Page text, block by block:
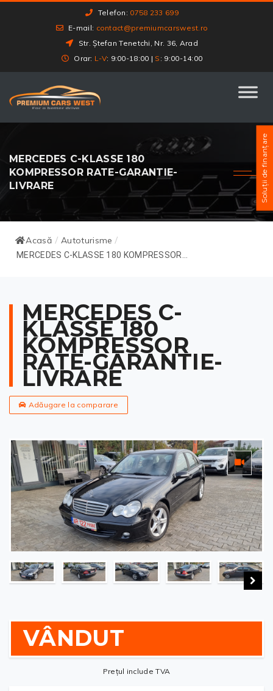
Telefon: 0758 233 699
E-mail: contact@premiumcarswest.ro
Str. Ștefan Tenetchi, Nr. 36, Arad
Orar: L-V: 9:00-18:00 | S : 9:00-14:00
MERCEDES C-KLASSE 180
KOMPRESSOR RATE-GARANTIE-
LIVRARE
Acasă / Autoturisme /
MERCEDES C-KLASSE 180 KOMPRESSOR...
MERCEDES C-
KLASSE 180
KOMPRESSOR
RATE-GARANTIE-
LIVRARE
Adăugare la comparare
VÂNDUT
Prețul include TVA
Soluții de finanțare